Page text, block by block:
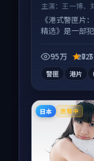
主演： 王一博、
等
《港式警匪片
精选》是一部
层层推进，尾
情绪落点。
95万 7.7
警匪 港片
日本 连载中